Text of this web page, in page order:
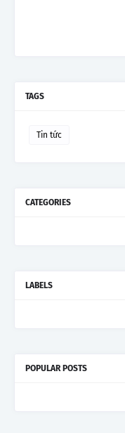
TAGS
Tin tức
CATEGORIES
LABELS
POPULAR POSTS